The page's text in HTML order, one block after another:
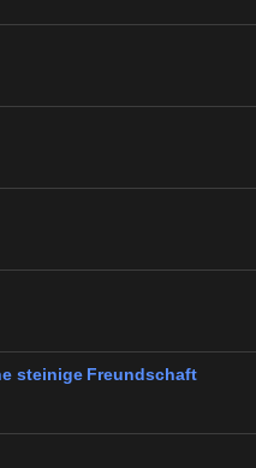
steinige Freundschaft